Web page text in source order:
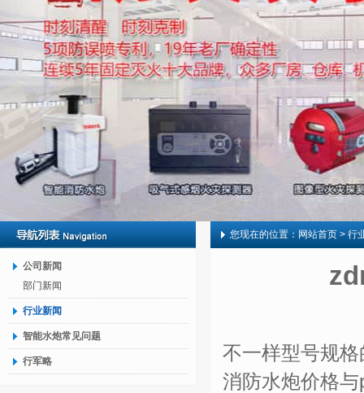
公司新闻
部门新闻
行业新闻
智能水炮常见问题
行军略
您现在的位置： 网站首页 > 行
不一样型号规格
消防水炮价格